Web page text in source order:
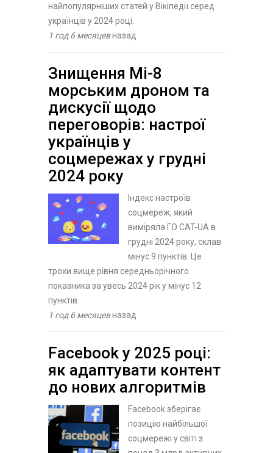
найпопулярніших статей у Вікіпедії серед
українців у 2024 році.
1 год 6 месяцевназад
Знищення Мі-8
морським дроном та
дискусії щодо
переговорів: настрої
українців у
соцмережах у грудні
2024 року
Індекс настроїв
соцмереж, який
виміряла ГО CAT-UA в
грудні 2024 року, склав
мінус 9 пунктів. Це
трохи вище рівня середньорічного
показника за увесь 2024 рік у мінус 12
пунктів.
1 год 6 месяцевназад
Facebook у 2025 році:
як адаптувати контент
до нових алгоритмів
Facebook зберігає
позицію найбільшої
соцмережі у світі з